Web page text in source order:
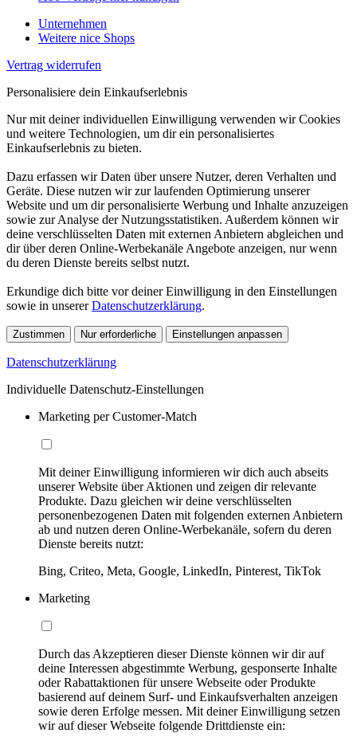
Unternehmen
Weitere nice Shops
Vertrag widerrufen
Personalisiere dein Einkaufserlebnis
Nur mit deiner individuellen Einwilligung verwenden wir Cookies
und weitere Technologien, um dir ein personalisiertes
Einkaufserlebnis zu bieten.
Dazu erfassen wir Daten über unsere Nutzer, deren Verhalten und
Geräte. Diese nutzen wir zur laufenden Optimierung unserer
Website und um dir personalisierte Werbung und Inhalte anzuzeigen
sowie zur Analyse der Nutzungsstatistiken. Außerdem können wir
deine verschlüsselten Daten mit externen Anbietern abgleichen und
dir über deren Online-Werbekanäle Angebote anzeigen, nur wenn
du deren Dienste bereits selbst nutzt.
Erkundige dich bitte vor deiner Einwilligung in den Einstellungen
sowie in unsererDatenschutzerklärung.
Zustimmen Nur erforderliche Einstellungen anpassen
Datenschutzerklärung
Individuelle Datenschutz-Einstellungen
Marketing per Customer-Match
Mit deiner Einwilligung informieren wir dich auch abseits
unserer Website über Aktionen und zeigen dir relevante
Produkte. Dazu gleichen wir deine verschlüsselten
personenbezogenen Daten mit folgenden externen Anbietern
ab und nutzen deren Online-Werbekanäle, sofern du deren
Dienste bereits nutzt:
Bing, Criteo, Meta, Google, LinkedIn, Pinterest, TikTok
Marketing
Durch das Akzeptieren dieser Dienste können wir dir auf
deine Interessen abgestimmte Werbung, gesponserte Inhalte
oder Rabattaktionen für unsere Webseite oder Produkte
basierend auf deinem Surf- und Einkaufsverhalten anzeigen
sowie deren Erfolge messen. Mit deiner Einwilligung setzen
wir auf dieser Webseite folgende Drittdienste ein: